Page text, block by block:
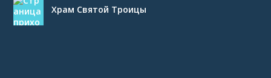
Храм Святой Троицы